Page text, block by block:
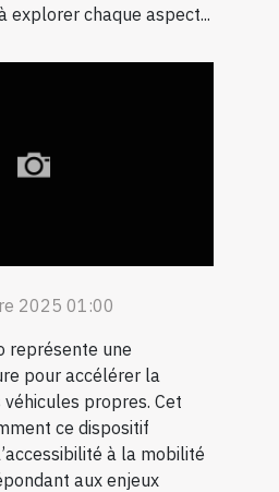
explorer chaque aspect...
2025 01:00
représente une
pour accélérer la
propres. Cet
ce dispositif
à la mobilité
aux enjeux